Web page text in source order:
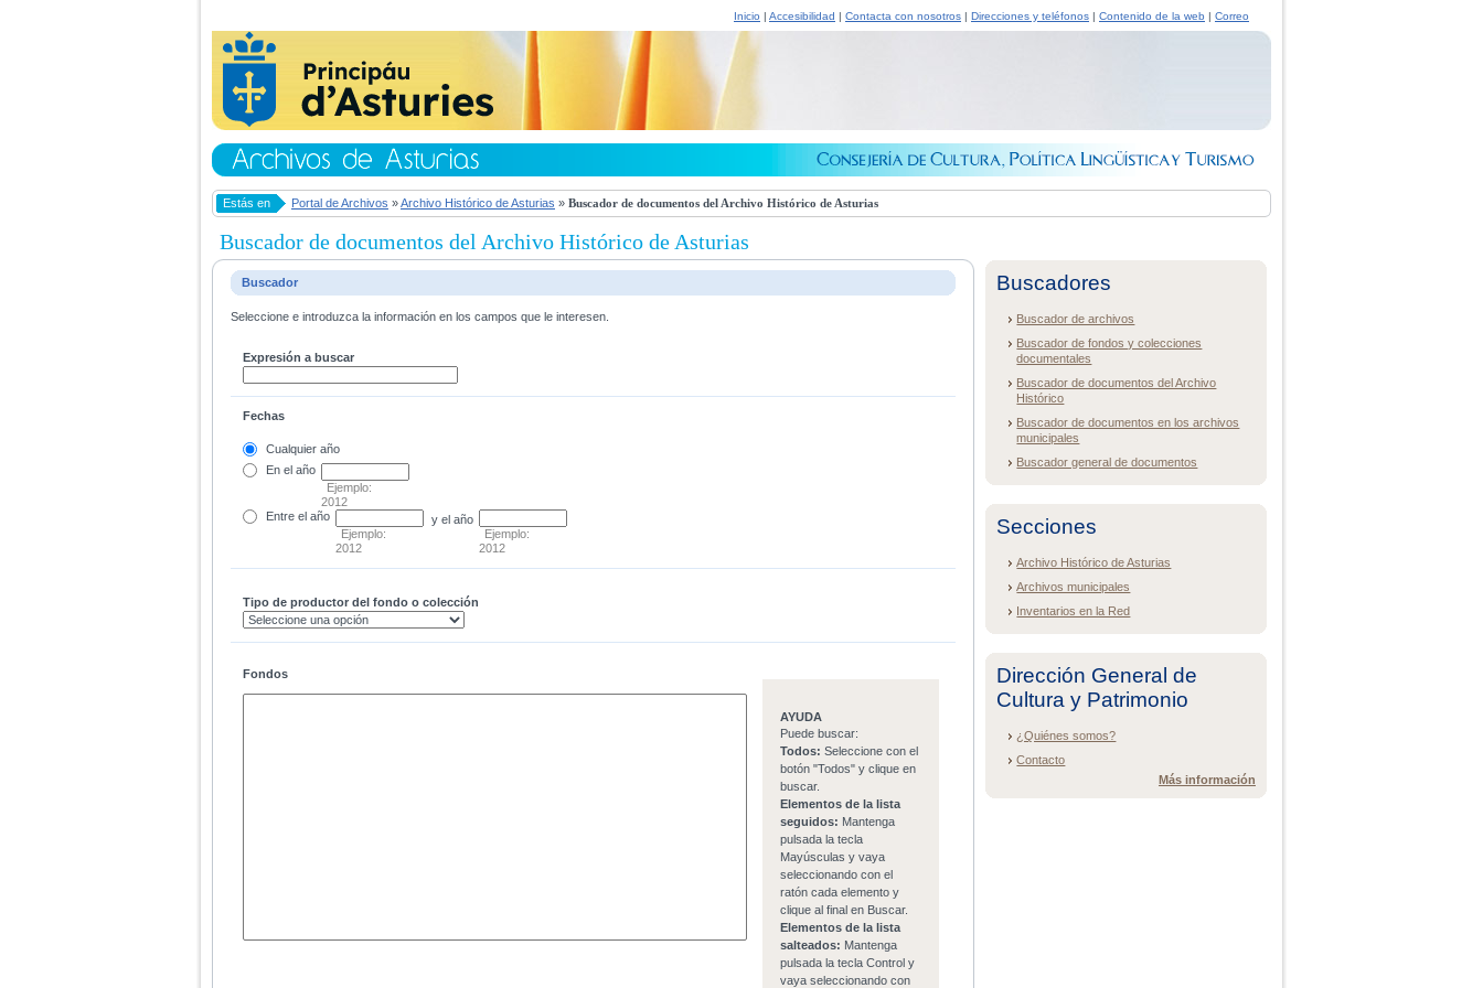
Inicio | Accesibilidad | Contacta con nosotros | Direcciones y teléfonos | Contenido de la web | Correo
Estás en Portal de Archivos »Archivo Histórico de Asturias » Buscador de documentos del Archivo Histórico de Asturias
Buscador de documentos del Archivo Histórico de Asturias
Buscador
Seleccione e introduzca la información en los campos que le interesen.
Expresión a buscar
Fechas
Cualquier año
En el año
Ejemplo:
2012
Entre el año
Ejemplo:
2012
y el año
Ejemplo:
2012
Tipo de productor del fondo o colección
Fondos
AYUDA
Puede buscar:
Todos: Seleccione con el
botón "Todos" y clique en
buscar.
Elementos de la lista
seguidos: Mantenga
pulsada la tecla
Mayúsculas y vaya
seleccionando con el
ratón cada elemento y
clique al final en Buscar.
Elementos de la lista
salteados: Mantenga
pulsada la tecla Control y
vaya seleccionando con
Buscadores
Buscador de archivos
Buscador de fondos y colecciones
documentales
Buscador de documentos del Archivo
Histórico
Buscador de documentos en los archivos
municipales
Buscador general de documentos
Secciones
Archivo Histórico de Asturias
Archivos municipales
Inventarios en la Red
Dirección General de
Cultura y Patrimonio
¿Quiénes somos?
Contacto
Más información